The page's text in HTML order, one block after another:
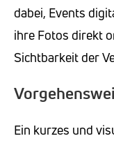
dabei, Events
ihre Fotos direkt
Sichtbarkeit der
Ein kurzes und